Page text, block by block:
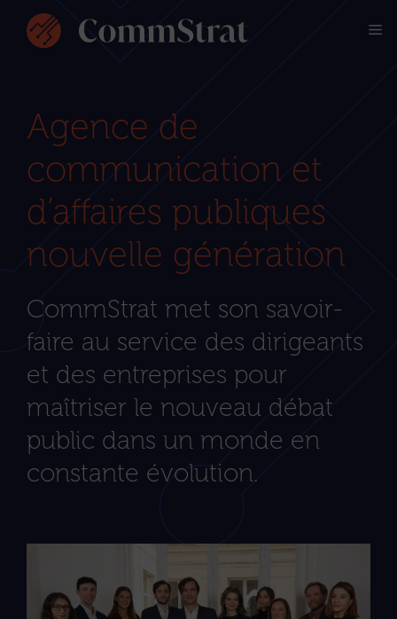
contenu
Agence de
communication et
d’affaires publiques
nouvelle génération
CommStrat met son savoir-
faire au service des dirigeants
et des entreprises pour
maîtriser le nouveau débat
public dans un monde en
constante évolution.